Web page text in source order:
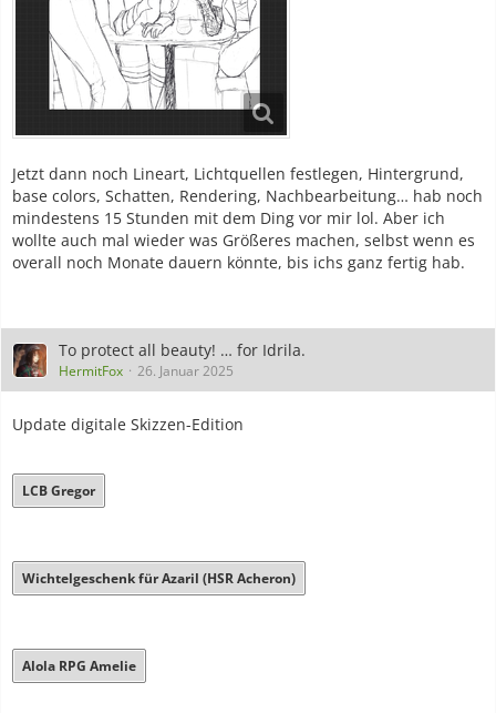
Jetzt dann noch Lineart, Lichtquellen festlegen, Hintergrund,
base colors, Schatten, Rendering, Nachbearbeitung… hab noch
mindestens 15 Stunden mit dem Ding vor mir lol. Aber ich
wollte auch mal wieder was Größeres machen, selbst wenn es
overall noch Monate dauern könnte, bis ichs ganz fertig hab.
To protect all beauty! … for Idrila.
HermitFox 26. Januar 2025
Update digitale Skizzen-Edition
LCB Gregor
Wichtelgeschenk für Azaril (HSR Acheron)
Alola RPG Amelie